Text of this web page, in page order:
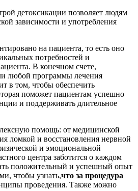
детоксикации позволяет людям
зависимости и употребления
на пациента, то есть оно
потребностей и
В конечном счете,
любой программы лечения
в том, чтобы обеспечить
поможет пациентам успешно
и поддерживать длительное
помощь: от медицинской
ломкой и восстановления нервной
и эмоциональной
центра заботится о каждом
положительный и успешный опыт
чтобы узнать,что за процедура
проведения. Также можно